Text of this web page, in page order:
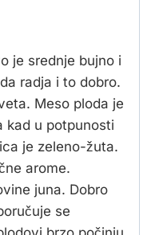
je srednje bujno i
radja i to dobro.
Meso ploda je
kad u potpunosti
je zeleno-žuta.
arome.
juna. Dobro
se